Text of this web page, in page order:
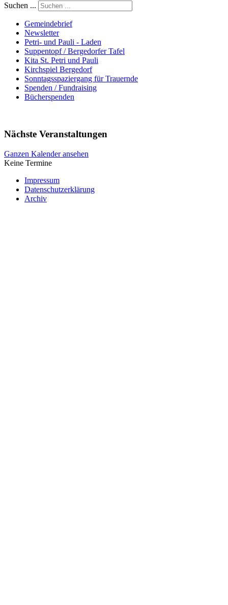
Suchen ...
Gemeindebrief
Newsletter
Petri- und Pauli - Laden
Suppentopf / Bergedorfer Tafel
Kita St. Petri und Pauli
Kirchspiel Bergedorf
Sonntagsspaziergang für Trauernde
Spenden / Fundraising
Bücherspenden
Nächste Veranstaltungen
Ganzen Kalender ansehen
Keine Termine
Impressum
Datenschutzerklärung
Archiv